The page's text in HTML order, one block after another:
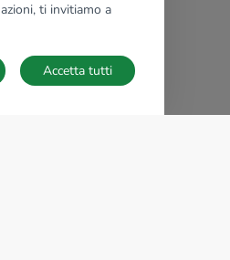
ti invitiamo a
Accetta tutti